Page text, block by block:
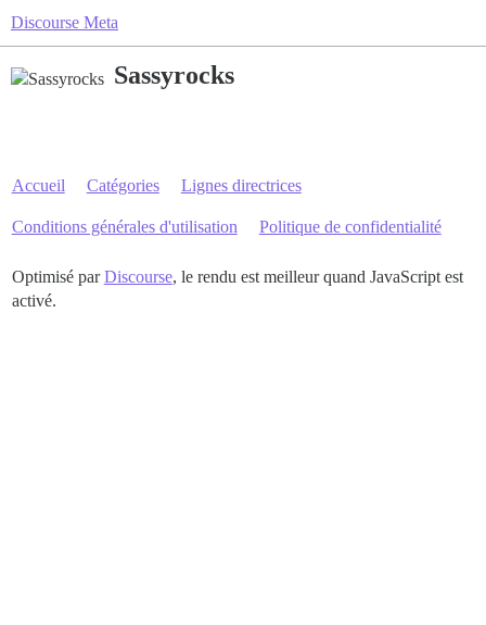
Discourse Meta
Sassyrocks
Accueil Catégories Lignes directrices
Conditions générales d'utilisation Politique de confidentialité
Optimisé parDiscourse, le rendu est meilleur quand JavaScript est
activé.